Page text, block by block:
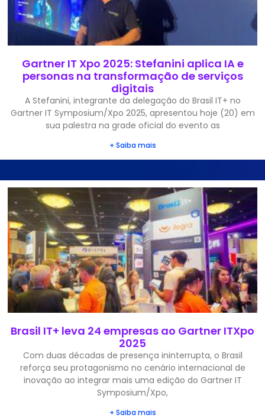
Gartner IT Xpo 2025: Stefanini aplica IA e
personas na transformação de serviços
digitais
A Stefanini, integrante da delegação do Brasil IT+ no
Gartner IT Symposium/Xpo 2025, apresentou hoje (20) em
sua palestra na grade oficial do evento as
+ Saiba mais
Brasil IT+ leva 24 empresas ao Gartner ITXpo
2025
Com duas décadas de presença ininterrupta, o Brasil
reforça seu protagonismo no cenário internacional de
inovação ao integrar mais uma edição do Gartner IT
Symposium/Xpo,
+ Saiba mais